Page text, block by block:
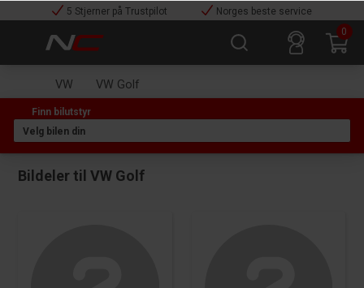
5 Stjerner på Trustpilot
Norges beste service
0
VW VW Golf
Bildeler til VW Golf